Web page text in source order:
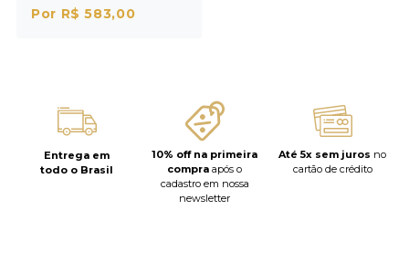
Por R$ 583,00
Entrega em
todo o Brasil
10% off na primeira
compra após o
cadastro em nossa
newsletter
Até 5x sem juros no
cartão de crédito